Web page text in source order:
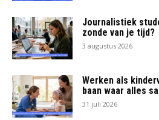
Journalistiek
zonde van je tijd?
3 augustus 2026
Werken als
baan waar alles
31 juli 2026